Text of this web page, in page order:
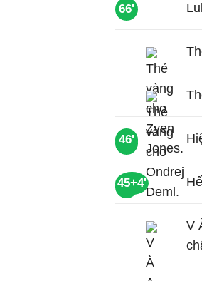
66'
60'
60'
46'
45+4'
V